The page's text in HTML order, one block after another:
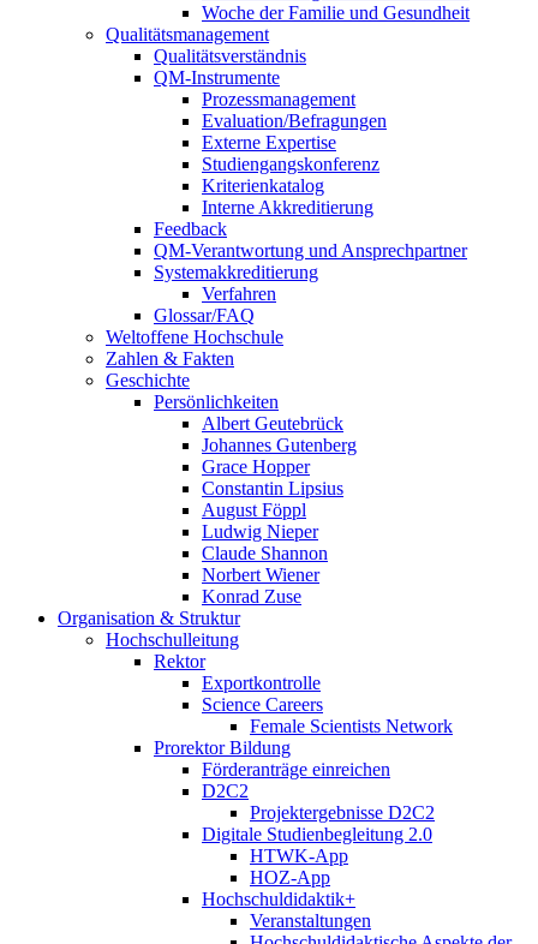
Woche der Familie und Gesundheit
Qualitätsmanagement
Qualitätsverständnis
QM-Instrumente
Prozessmanagement
Evaluation/Befragungen
Externe Expertise
Studiengangskonferenz
Kriterienkatalog
Interne Akkreditierung
Feedback
QM-Verantwortung und Ansprechpartner
Systemakkreditierung
Verfahren
Glossar/FAQ
Weltoffene Hochschule
Zahlen & Fakten
Geschichte
Persönlichkeiten
Albert Geutebrück
Johannes Gutenberg
Grace Hopper
Constantin Lipsius
August Föppl
Ludwig Nieper
Claude Shannon
Norbert Wiener
Konrad Zuse
Organisation & Struktur
Hochschulleitung
Rektor
Exportkontrolle
Science Careers
Female Scientists Network
Prorektor Bildung
Förderanträge einreichen
D2C2
Projektergebnisse D2C2
Digitale Studienbegleitung 2.0
HTWK-App
HOZ-App
Hochschuldidaktik+
Veranstaltungen